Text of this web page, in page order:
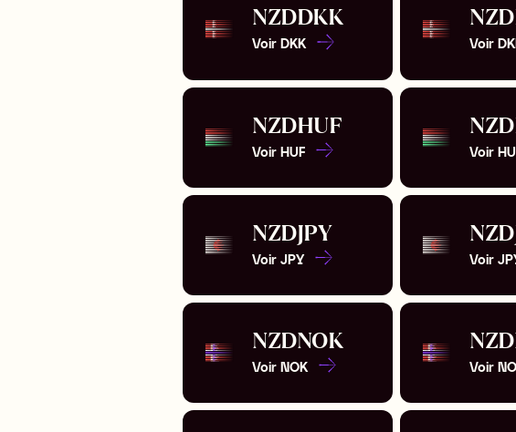
NZDDKK
Voir DKK
NZD
Voir
NZDHUF
Voir HUF
NZD
Voir
NZDJPY
Voir JPY
NZD
Voir
NZDNOK
Voir NOK
NZD
Voir